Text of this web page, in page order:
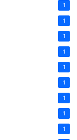
1
1
1
1
1
1
1
1
1